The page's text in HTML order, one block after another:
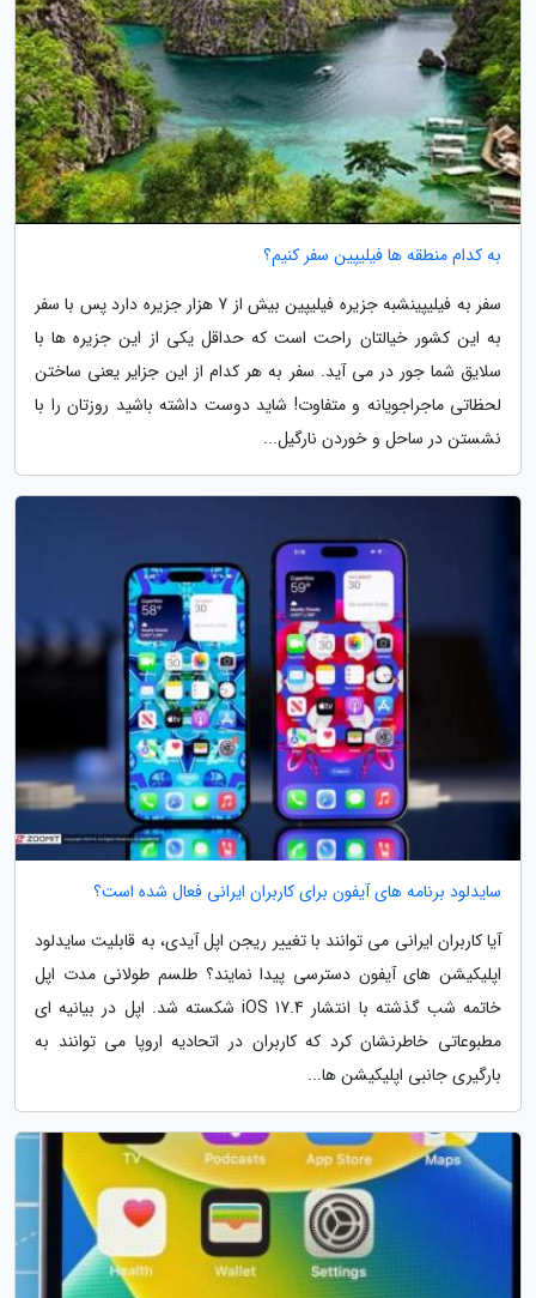
به کدام منطقه ها فیلیپین سفر کنیم؟
سفر به فیلیپینشبه جزیره فیلیپین بیش از 7 هزار جزیره دارد پس با سفر
به این کشور خیالتان راحت است که حداقل یکی از این جزیره ها با
سلایق شما جور در می آید. سفر به هر کدام از این جزایر یعنی ساختن
لحظاتی ماجراجویانه و متفاوت! شاید دوست داشته باشید روزتان را با
نشستن در ساحل و خوردن نارگیل...
سایدلود برنامه های آیفون برای کاربران ایرانی فعال شده است؟
آیا کاربران ایرانی می توانند با تغییر ریجن اپل آیدی، به قابلیت سایدلود
اپلیکیشن های آیفون دسترسی پیدا نمایند؟ طلسم طولانی مدت اپل
خاتمه شب گذشته با انتشار iOS 17.4 شکسته شد. اپل در بیانیه ای
مطبوعاتی خاطرنشان کرد که کاربران در اتحادیه اروپا می توانند به
بارگیری جانبی اپلیکیشن ها...